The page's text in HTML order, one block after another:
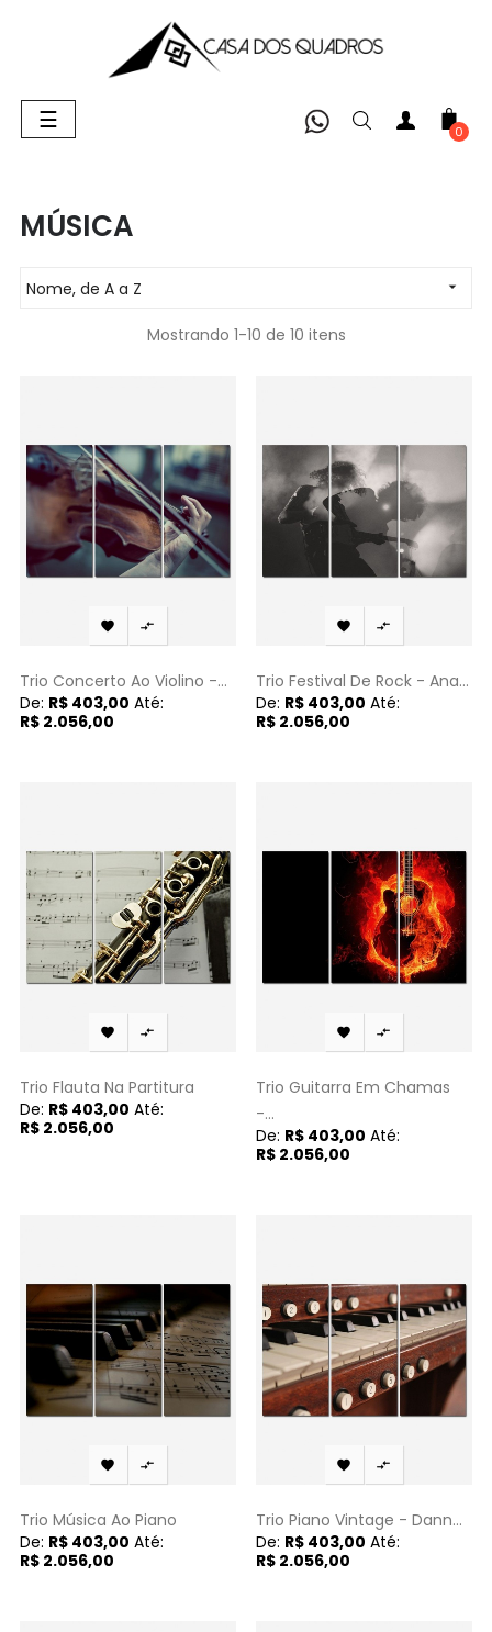
Alternar
navegação
☰ 0
MÚSICA
Nome, de A a Z 
Mostrando 1-10 de 10 itens
 
Trio Concerto Ao Violino -...
De: R$ 403,00 Até:
R$ 2.056,00
 
Trio Festival De Rock - Ana...
De: R$ 403,00 Até:
R$ 2.056,00
 
Trio Flauta Na Partitura
De: R$ 403,00 Até:
R$ 2.056,00
 
Trio Guitarra Em Chamas
-...
De: R$ 403,00 Até:
R$ 2.056,00
 
Trio Música Ao Piano
De: R$ 403,00 Até:
R$ 2.056,00
 
Trio Piano Vintage - Dann...
De: R$ 403,00 Até:
R$ 2.056,00